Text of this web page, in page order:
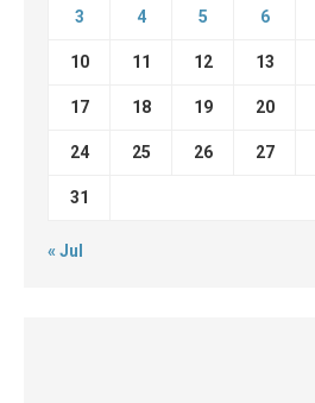
3 4 5 6
10 11 12 13
17 18 19 20
24 25 26 27
31
« Jul